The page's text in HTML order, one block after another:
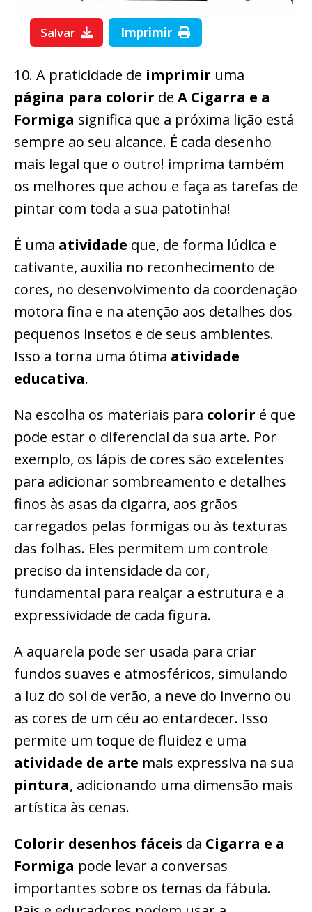
Salvar Imprimir
10. A praticidade de imprimir uma
página para colorir de A Cigarra e a
Formiga significa que a próxima lição está
sempre ao seu alcance. É cada desenho
mais legal que o outro! imprima também
os melhores que achou e faça as tarefas de
pintar com toda a sua patotinha!
É uma atividade que, de forma lúdica e
cativante, auxilia no reconhecimento de
cores, no desenvolvimento da coordenação
motora fina e na atenção aos detalhes dos
pequenos insetos e de seus ambientes.
Isso a torna uma ótima atividade
educativa.
Na escolha os materiais para colorir é que
pode estar o diferencial da sua arte. Por
exemplo, os lápis de cores são excelentes
para adicionar sombreamento e detalhes
finos às asas da cigarra, aos grãos
carregados pelas formigas ou às texturas
das folhas. Eles permitem um controle
preciso da intensidade da cor,
fundamental para realçar a estrutura e a
expressividade de cada figura.
A aquarela pode ser usada para criar
fundos suaves e atmosféricos, simulando
a luz do sol de verão, a neve do inverno ou
as cores de um céu ao entardecer. Isso
permite um toque de fluidez e uma
atividade de arte mais expressiva na sua
pintura, adicionando uma dimensão mais
artística às cenas.
Colorir desenhos fáceis da Cigarra e a
Formiga pode levar a conversas
importantes sobre os temas da fábula.